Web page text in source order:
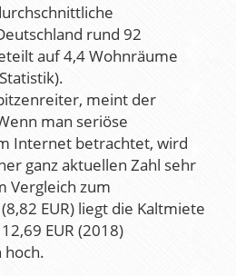
rund 92
auf 4,4 Wohnräume
meint der
man seriöse
Internet betrachtet, wird
ganz aktuellen Zahl sehr
Vergleich zum
EUR) liegt die Kaltmiete
EUR (2018)
hoch.